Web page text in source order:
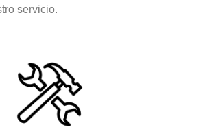
servicio.